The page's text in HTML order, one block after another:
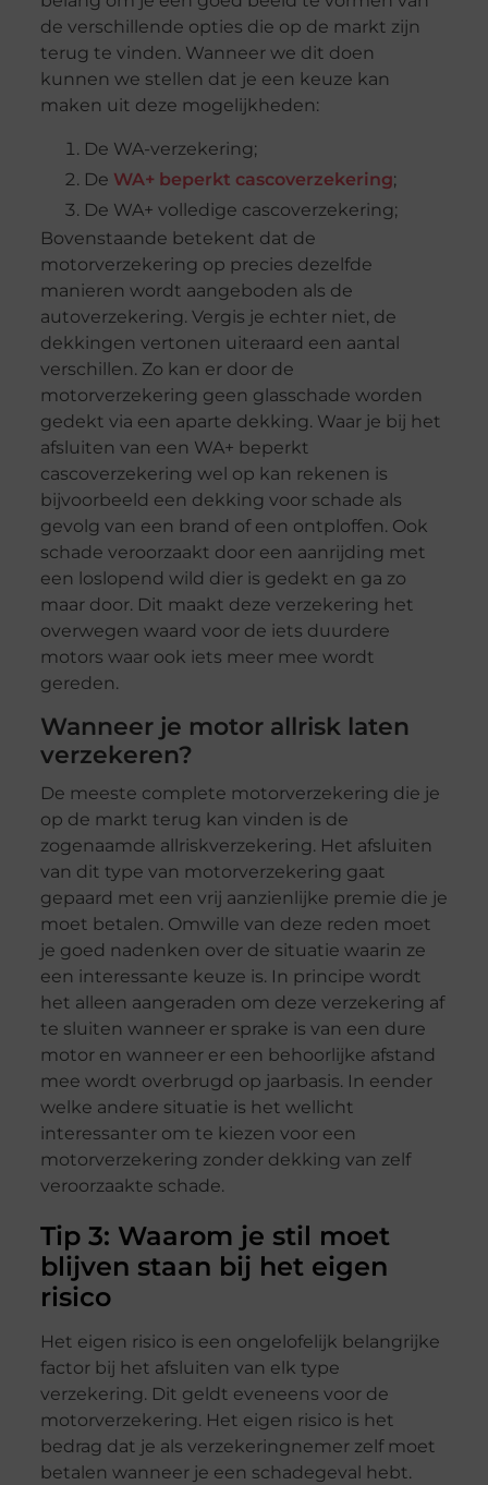
de verschillende opties die op de markt zijn
terug te vinden. Wanneer we dit doen
kunnen we stellen dat je een keuze kan
maken uit deze mogelijkheden:
De WA-verzekering;
De WA+ beperkt cascoverzekering;
De WA+ volledige cascoverzekering;
Bovenstaande betekent dat de
motorverzekering op precies dezelfde
manieren wordt aangeboden als de
autoverzekering. Vergis je echter niet, de
dekkingen vertonen uiteraard een aantal
verschillen. Zo kan er door de
motorverzekering geen glasschade worden
gedekt via een aparte dekking. Waar je bij het
afsluiten van een WA+ beperkt
cascoverzekering wel op kan rekenen is
bijvoorbeeld een dekking voor schade als
gevolg van een brand of een ontploffen. Ook
schade veroorzaakt door een aanrijding met
een loslopend wild dier is gedekt en ga zo
maar door. Dit maakt deze verzekering het
overwegen waard voor de iets duurdere
motors waar ook iets meer mee wordt
gereden.
Wanneer je motor allrisk laten
verzekeren?
De meeste complete motorverzekering die je
op de markt terug kan vinden is de
zogenaamde allriskverzekering. Het afsluiten
van dit type van motorverzekering gaat
gepaard met een vrij aanzienlijke premie die je
moet betalen. Omwille van deze reden moet
je goed nadenken over de situatie waarin ze
een interessante keuze is. In principe wordt
het alleen aangeraden om deze verzekering af
te sluiten wanneer er sprake is van een dure
motor en wanneer er een behoorlijke afstand
mee wordt overbrugd op jaarbasis. In eender
welke andere situatie is het wellicht
interessanter om te kiezen voor een
motorverzekering zonder dekking van zelf
veroorzaakte schade.
Tip 3: Waarom je stil moet
blijven staan bij het eigen
risico
Het eigen risico is een ongelofelijk belangrijke
factor bij het afsluiten van elk type
verzekering. Dit geldt eveneens voor de
motorverzekering. Het eigen risico is het
bedrag dat je als verzekeringnemer zelf moet
betalen wanneer je een schadegeval hebt.